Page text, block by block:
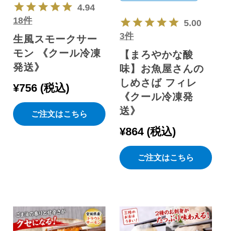
4.94
18件
生風スモークサー
モン 《クール冷凍
発送》
¥756 税込
ご注文はこちら
5.00
3件
【まろやかな酸
味】お魚屋さんの
しめさば フィレ
《クール冷凍発
送》
¥864 税込
ご注文はこちら